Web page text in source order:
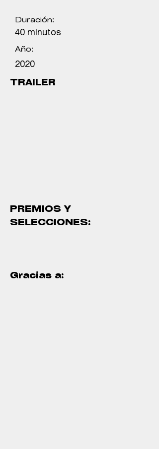
Duración:
40 minutos
Año:
2020
TRAILER
PREMIOS Y
SELECCIONES:
Gracias a: